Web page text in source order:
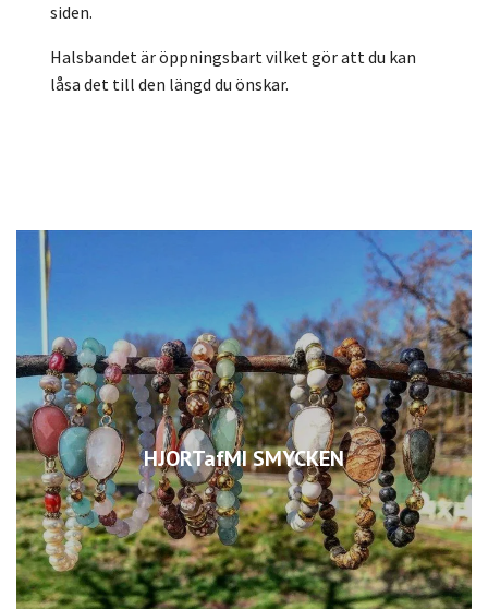
HJORTafMI SMYCKEN
siden.
Halsbandet är öppningsbart vilket gör att du kan
låsa det till den längd du önskar.